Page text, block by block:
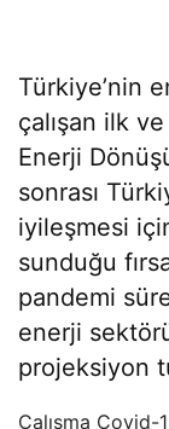
Türkiye’nin
çalışan ilk
Enerji
sonrası
iyileşmesi
sunduğu
pandemi
enerji
projeksiyon
Çalışma Covid-